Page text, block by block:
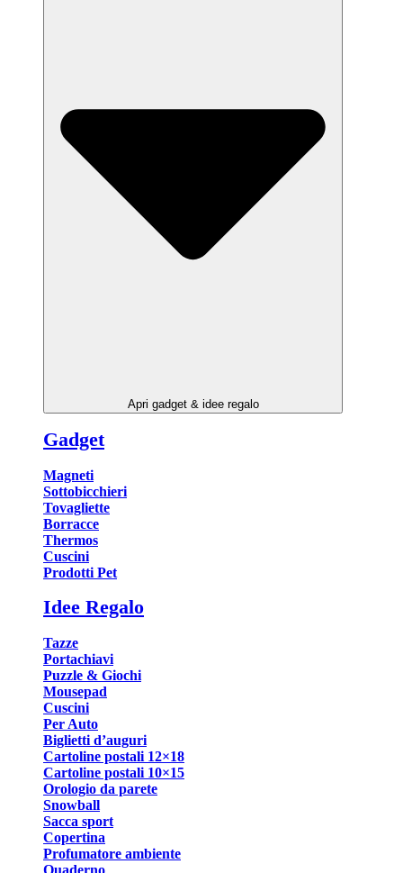
Apri gadget & idee regalo
Gadget
Magneti
Sottobicchieri
Tovagliette
Borracce
Thermos
Cuscini
Prodotti Pet
Idee Regalo
Tazze
Portachiavi
Puzzle & Giochi
Mousepad
Cuscini
Per Auto
Biglietti d’auguri
Cartoline postali 12×18
Cartoline postali 10×15
Orologio da parete
Snowball
Sacca sport
Copertina
Profumatore ambiente
Quaderno